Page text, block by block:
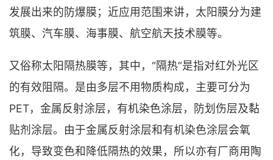
发展出来的防爆膜；近应用范围来讲，太阳膜分为建
筑膜、汽车膜、海事膜、航空航天技术膜等。
又俗称太阳隔热膜等，其中，“隔热”是指对红外光区
的有效阻隔。是由多层不用物质构成，主要可分为
PET，金属反射涂层，有机染色涂层，防划伤层及黏
贴剂涂层。由于金属反射涂层和有机染色涂层会氧
化，导致变色和降低隔热的效果，所以亦有厂商用陶